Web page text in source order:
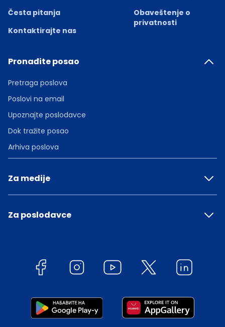
Česta pitanja
Kontaktirajte nas
Obaveštenje o
privatnosti
Pronađite posao
Pretraga poslova
Poslovi na email
Upoznajte poslodavce
Dok tražite posao
Arhiva poslova
Za medije
Za poslodavce